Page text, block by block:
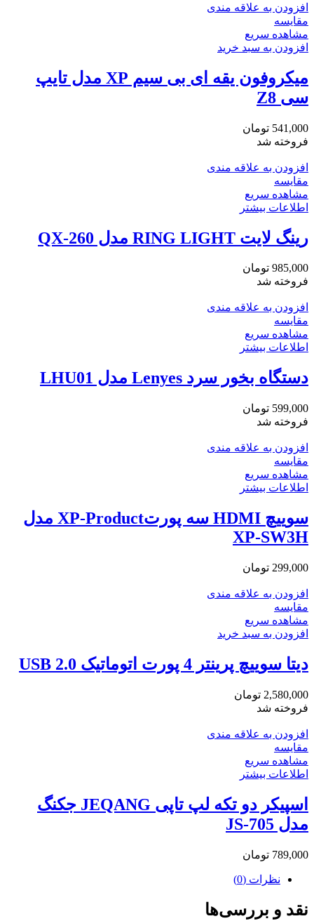
افزودن به علاقه مندی
مقایسه
مشاهده سریع
افزودن به سبد خرید
میکروفون یقه ای بی سیم XP مدل تایپ
سی Z8
541,000 تومان
فروخته شد
افزودن به علاقه مندی
مقایسه
مشاهده سریع
اطلاعات بیشتر
رینگ لایت RING LIGHT مدل QX-260
985,000 تومان
فروخته شد
افزودن به علاقه مندی
مقایسه
مشاهده سریع
اطلاعات بیشتر
دستگاه بخور سرد Lenyes مدل LHU01
599,000 تومان
فروخته شد
افزودن به علاقه مندی
مقایسه
مشاهده سریع
اطلاعات بیشتر
سوییچ HDMI سه پورتXP-Product مدل
XP-SW3H
299,000 تومان
افزودن به علاقه مندی
مقایسه
مشاهده سریع
افزودن به سبد خرید
دیتا سوییچ پرینتر 4 پورت اتوماتیک USB 2.0
2,580,000 تومان
فروخته شد
افزودن به علاقه مندی
مقایسه
مشاهده سریع
اطلاعات بیشتر
اسپیکر دو تکه لپ تاپی JEQANG جکنگ
مدل JS-705
789,000 تومان
نظرات (0)
نقد و بررسی‌ها